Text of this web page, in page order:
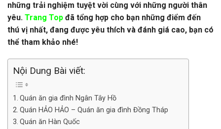
những trải nghiệm tuyệt vời cùng với những người thân
yêu. Trang Top đã tổng hợp cho bạn những điểm đến
thú vị nhất, đang được yêu thích và đánh giá cao, bạn có
thể tham khảo nhé!
Nội Dung Bài viết:
Quán ăn gia đình Ngân Tây Hồ
Quán HẢO HẢO – Quán ăn gia đình Đồng Tháp
Quán ăn Hàn Quốc